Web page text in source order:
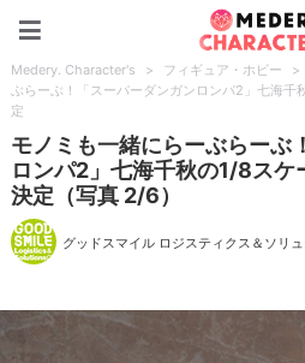
Medery. Character's > フィギュア・ホビー >
ぶらーぶ！「スーパーダンガンロンパ2」七海千
定
モノミも一緒にらーぶらーぶ
ロンパ2」七海千秋の1/8スケ
決定（写真 2/6）
グッドスマイル ロジスティクス＆ソリ